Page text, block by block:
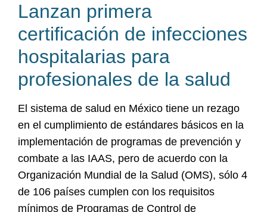
Lanzan primera
certificación de infecciones
hospitalarias para
profesionales de la salud
El sistema de salud en México tiene un rezago
en el cumplimiento de estándares básicos en la
implementación de programas de prevención y
combate a las IAAS, pero de acuerdo con la
Organización Mundial de la Salud (OMS), sólo 4
de 106 países cumplen con los requisitos
mínimos de Programas de Control de